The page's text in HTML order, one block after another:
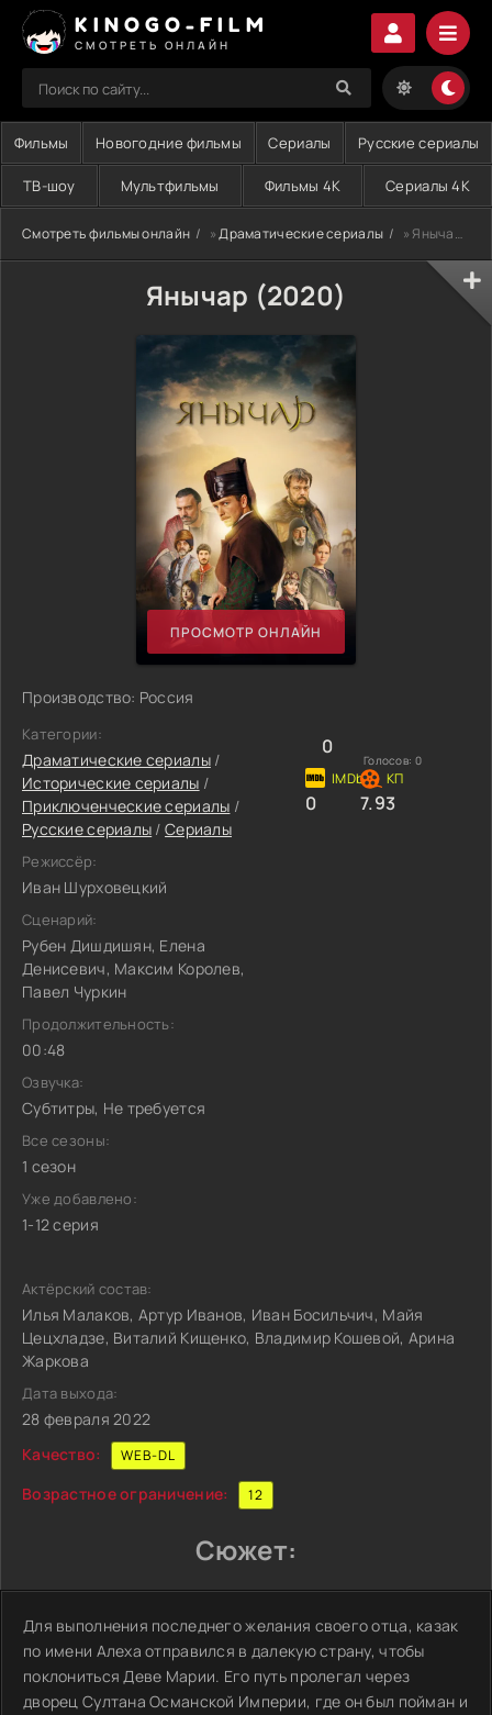
KINOGO-FILM
СМОТРЕТЬ ОНЛАЙН
Фильмы Новогодние фильмы Сериалы Русские сериалы
ТВ-шоу Мультфильмы Фильмы 4K Сериалы 4K
Смотреть фильмы онлайн »Драматические сериалы » Янычар (2020)
Янычар (2020)
ПРОСМОТР ОНЛАЙН
Производство: Россия
Категории:
Драматические сериалы/
Исторические сериалы /
Приключенческие сериалы /
Русские сериалы /Сериалы
Режиссёр:
Иван Шурховецкий
Сценарий:
Рубен Дишдишян, Елена
Денисевич, Максим Королев,
Павел Чуркин
Продолжительность:
00:48
Озвучка:
Субтитры, Не требуется
Все сезоны:
1 сезон
Уже добавлено:
1-12 серия
0
Голосов: 0
0 7.93
Актёрский состав:
Илья Малаков, Артур Иванов, Иван Босильчич, Майя
Цецхладзе, Виталий Кищенко, Владимир Кошевой, Арина
Жаркова
Дата выхода:
28 февраля 2022
Качество:
WEB-DL
Возрастное ограничение: 12
Сюжет:
Для выполнения последнего желания своего отца, казак
по имени Алеха отправился в далекую страну, чтобы
поклониться Деве Марии. Его путь пролегал через
дворец Султана Османской Империи, где он был пойман и